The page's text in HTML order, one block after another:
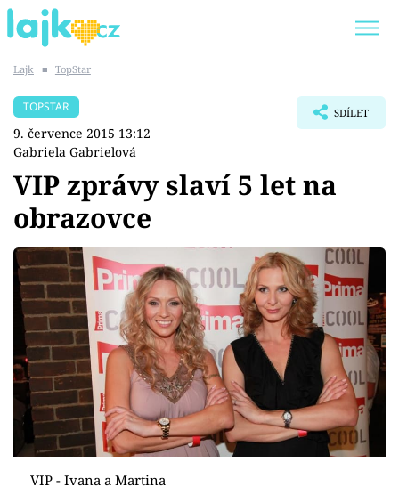
SHOPAHOLICADEL
Témata
Showbyznys
Youtubeři
Virály
Sex a vztahy
Videa
Sledujte prima+
Lajk ■ TopStar
TOPSTAR
9. července 2015 13:12
Gabriela Gabrielová
SDÍLET
VIP zprávy slaví 5 let na
obrazovce
VIP - Ivana a Martina